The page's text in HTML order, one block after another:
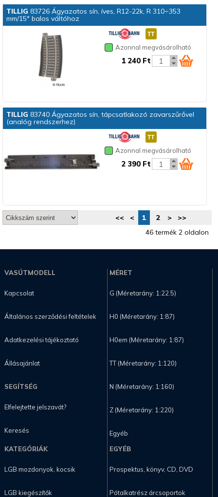
TILLIG 83726 Ágyazatos sín, íves, R12-22k, R 310÷353
mm/15° balos váltóhoz
Azonnal megvásárolható
1 240 Ft
TILLIG 83740 Ágyazatos sín, tápcsatlakozó zavarszűrővel
(analóg rendszerhez)
Azonnal megvásárolható
2 390 Ft
<< < 1 2 >
>>
46 termék 2 oldalon
VASÚTMODELL
Kapcsolat
Általános szerződési feltételek
Adatkezelési tájékoztató
Állásajánlat
SEGÍTSÉG
Elfelejtette jelszavát?
Keresés
MÉRET
G (Méretarány: 1:22.5)
H0 (Méretarány: 1:87)
H0em (Méretarány: 1:87)
TT (Méretarány: 1:120)
N (Méretarány: 1:160)
Z (Méretarány: 1:220)
Egyéb
KATEGÓRIÁK
LGB mozdonyok, kocsik
LGB kiegészítők
EGYÉB
Prospektus, könyv, CD, DVD
Pótalkatrész árcsoportok